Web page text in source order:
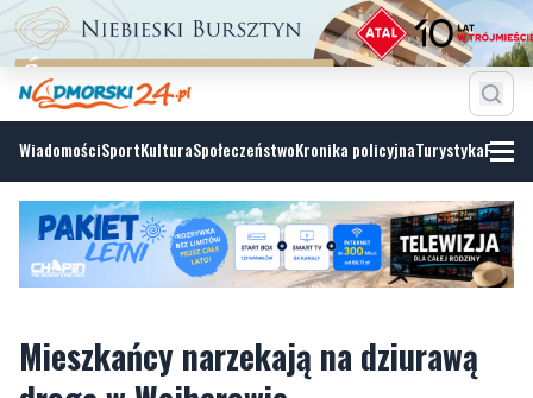
WiadomościSportKulturaSpołeczeństwoKronika policyjnaTurystyka
Mieszkańcy narzekają na dziurawą
środa, 11 października 2023, 06:00